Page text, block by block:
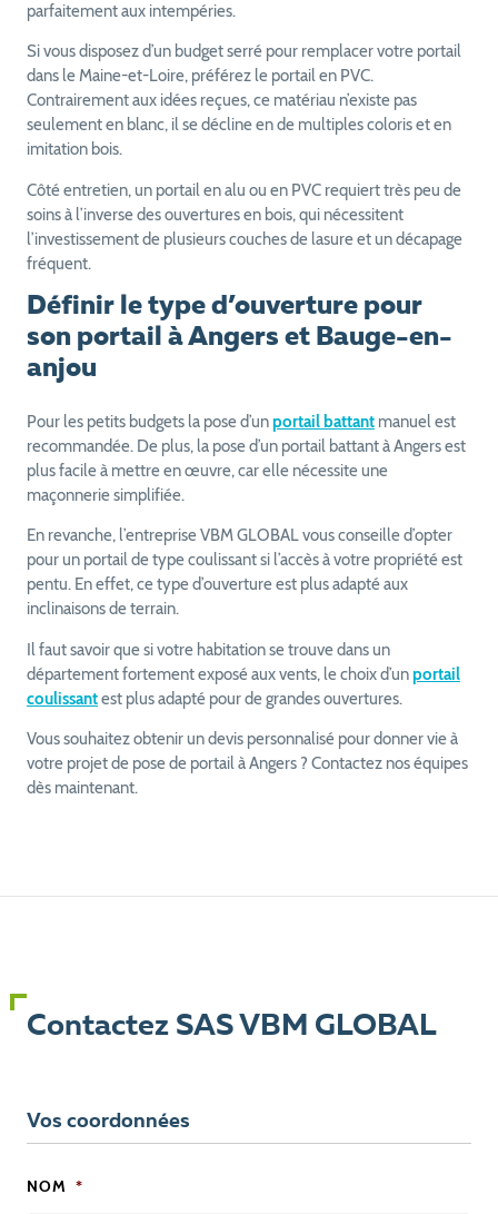
parfaitement aux intempéries.
Si vous disposez d’un budget serré pour remplacer votre portail
dans le Maine-et-Loire, préférez le portail en PVC.
Contrairement aux idées reçues, ce matériau n’existe pas
seulement en blanc, il se décline en de multiples coloris et en
imitation bois.
Côté entretien, un portail en alu ou en PVC requiert très peu de
soins à l’inverse des ouvertures en bois, qui nécessitent
l’investissement de plusieurs couches de lasure et un décapage
fréquent.
Définir le type d’ouverture pour
son portail à Angers et Bauge-en-
anjou
Pour les petits budgets la pose d’unportail battantmanuel est
recommandée. De plus, la pose d’un portail battant à Angers est
plus facile à mettre en œuvre, car elle nécessite une
maçonnerie simplifiée.
En revanche, l’entreprise VBM GLOBAL vous conseille d’opter
pour un portail de type coulissant si l’accès à votre propriété est
pentu. En effet, ce type d’ouverture est plus adapté aux
inclinaisons de terrain.
Il faut savoir que si votre habitation se trouve dans un
département fortement exposé aux vents, le choix d’unportail
coulissantest plus adapté pour de grandes ouvertures.
Vous souhaitez obtenir un devis personnalisé pour donner vie à
votre projet de pose de portail à Angers ? Contactez nos équipes
dès maintenant.
Contactez SAS VBM GLOBAL
Vos coordonnées
NOM *